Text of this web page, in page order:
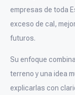
empresas de toda
exceso de cal,
futuros.
Su enfoque
terreno y una idea
explicarlas con